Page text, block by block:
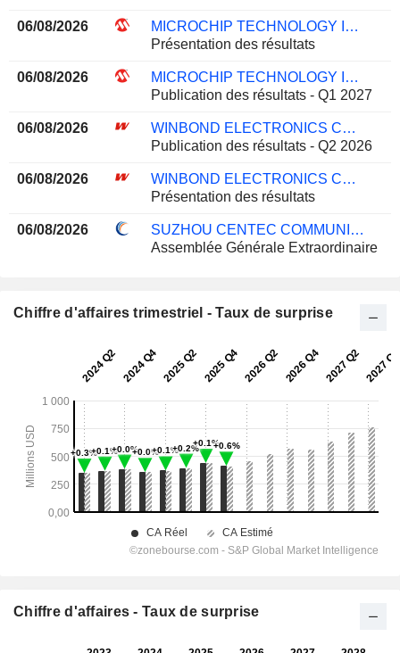
06/08/2026
MICROCHIP TECHNOLOGY INCORPORATED
Présentation des résultats
06/08/2026
MICROCHIP TECHNOLOGY INCORPORATED
Publication des résultats - Q1 2027
06/08/2026
WINBOND ELECTRONICS CORPORATION
Publication des résultats - Q2 2026
06/08/2026
WINBOND ELECTRONICS CORPORATION
Présentation des résultats
06/08/2026
SUZHOU CENTEC COMMUNICATIONS CO., LTD.
Assemblée Générale Extraordinaire
Chiffre d'affaires trimestriel - Taux de surprise
Chiffre d'affaires - Taux de surprise